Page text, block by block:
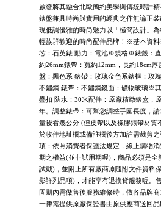
啟發將其融合北歐簡約美學與傳統時計
錶盤兼具時尚與實用的經典之作無論正
現低調優雅的時尚魅力以「極簡設計」
輕族群歡迎的時尚配件品牌！※基本資
芯：石英錶 動力：電池※規格※錶殼：
約26mm錶帶：寬約12mm，長約18cm
盤：黑色系 錶帶：玫瑰金色系錶框：玫
不鏽鋼 錶帶：不鏽鋼鏡面：礦物玻璃※
疊扣 防水：30米配件：原廠精緻錶盒，
年。調整錶帶：可幫您調整手圍長度，
量後看幾公分 (但皮帶以及橡膠錶帶材質
於收件地址欄或備註欄後方加註需裁剪
項：依照消費者保護法規定，線上購物
期之權益(並非試用期喔)，商品必須是全
試戴)，並附上所有廠商原隨附文件資料
影詳列品項)，才能享有退換貨服務喔。
固期內需做售後服務維修時，依各品牌
一律需提供原廠保證書由原供應商送回